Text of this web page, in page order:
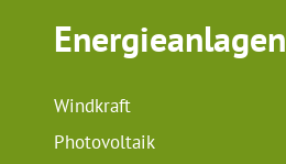
Energieanlagen
Windkraft
Photovoltaik